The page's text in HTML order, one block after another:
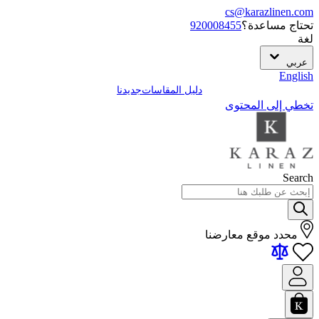
cs@karazlinen.com
تحتاج مساعدة؟920008455
لغة
عربي
English
دليل المقاساتجديدنا
تخطي إلى المحتوى
Search
محدد موقع معارضنا